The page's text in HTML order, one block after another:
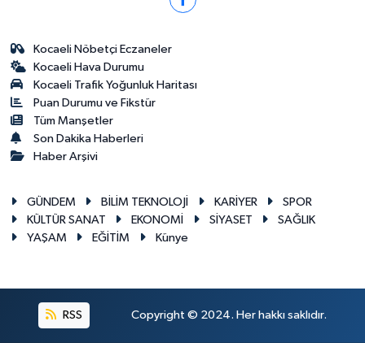
Kocaeli Nöbetçi Eczaneler
Kocaeli Hava Durumu
Kocaeli Trafik Yoğunluk Haritası
Puan Durumu ve Fikstür
Tüm Manşetler
Son Dakika Haberleri
Haber Arşivi
GÜNDEM BİLİM TEKNOLOJİ KARİYER
SPOR
KÜLTÜR SANAT
EKONOMİ SİYASET
SAĞLIK
YAŞAM
EĞİTİM Künye
RSS Copyright © 2024. Her hakkı saklıdır.